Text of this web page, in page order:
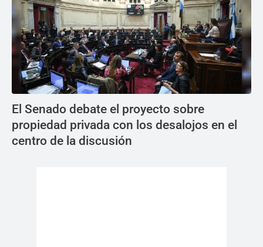
El Senado debate el proyecto sobre
propiedad privada con los desalojos en el
centro de la discusión